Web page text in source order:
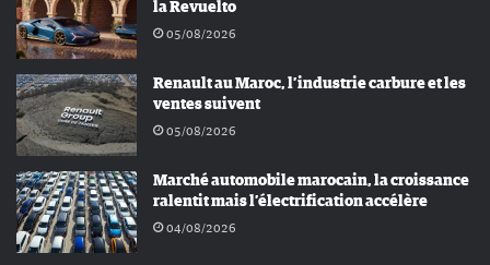
la Revuelto
05/08/2026
Renault au Maroc, l’industrie carbure et les
ventes suivent
05/08/2026
Marché automobile marocain, la croissance
ralentit mais l’électrification accélère
04/08/2026